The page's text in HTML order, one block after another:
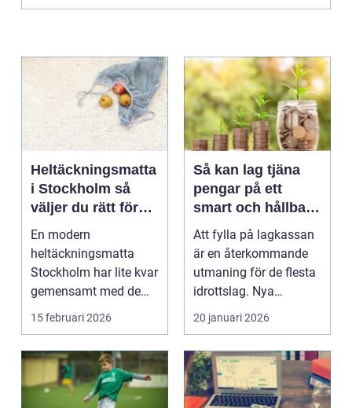
Heltäckningsmatta
i Stockholm så
väljer du rätt för
hem och kontor
En modern
heltäckningsmatta
Stockholm har lite kvar
gemensamt med de
platta, trista varianter
15 februari 2026
Så kan lag tjäna
pengar på ett
smart och hållbart
sätt
Att fylla på lagkassan
är en återkommande
utmaning för de flesta
idrottslag. Nya
matchställ, cuper, ...
20 januari 2026